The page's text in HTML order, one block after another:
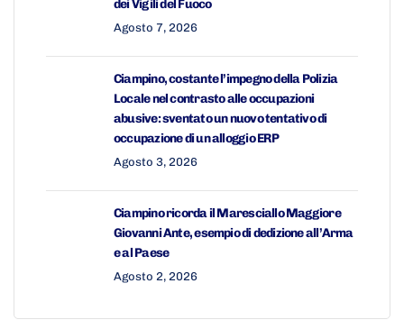
dei Vigili del Fuoco
Agosto 7, 2026
Ciampino, costante l’impegno della Polizia
Locale nel contrasto alle occupazioni
abusive: sventato un nuovo tentativo di
occupazione di un alloggio ERP
Agosto 3, 2026
Ciampino ricorda il Maresciallo Maggiore
Giovanni Ante, esempio di dedizione all’Arma
e al Paese
Agosto 2, 2026